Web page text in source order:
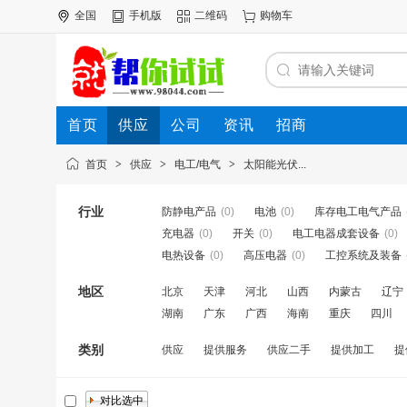
全国 手机版 二维码 购物车
首页 供应 公司 资讯 招商
首页 > 供应 > 电工/电气 > 太阳能光伏...
行业 防静电产品 (0) 电池 (0) 库存电工电气产品
充电器 (0) 开关 (0) 电工电器成套设备 (0)
电热设备 (0) 高压电器 (0) 工控系统及装备
地区 北京 天津 河北 山西 内蒙古
辽宁
湖南
广东 广西 海南 重庆 四川
类别 供应 提供服务 供应二手 提供加工